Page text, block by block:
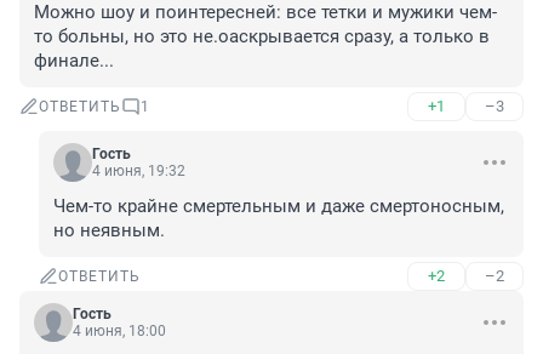
Можно шоу и поинтересней: все тетки и мужики чем-
то больны, но это не.оаскрывается сразу, а только в
финале...
ОТВЕТИТЬ 1 +1 –3
Гость
4 июня, 19:32
Чем-то крайне смертельным и даже смертоносным,
но неявным.
ОТВЕТИТЬ +2 –2
Гость
4 июня, 18:00